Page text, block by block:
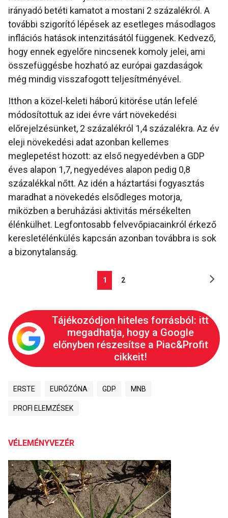
irányadó betéti kamatot a mostani 2 százalékról. A
további szigorító lépések az esetleges másodlagos
inflációs hatások intenzitásától függenek. Kedvező,
hogy ennek egyelőre nincsenek komoly jelei, ami
összefüggésbe hozható az európai gazdaságok
még mindig visszafogott teljesítményével.
Itthon a közel-keleti háború kitörése után lefelé
módosítottuk az idei évre várt növekedési
előrejelzésünket, 2 százalékról 1,4 százalékra. Az év
eleji növekedési adat azonban kellemes
meglepetést hozott: az első negyedévben a GDP
éves alapon 1,7, negyedéves alapon pedig 0,8
százalékkal nőtt. Az idén a háztartási fogyasztás
maradhat a növekedés elsődleges motorja,
miközben a beruházási aktivitás mérsékelten
élénkülhet. Legfontosabb felvevőpiacainkról érkező
keresletélénkülés kapcsán azonban továbbra is sok
a bizonytalanság.
1 2
Tájékozódjon hiteles forrásból: itt
megadhatja, hogy a Google
előnyben részesítse a Piac&Profit
cikkeit!
ERSTE EURÓZÓNA GDP MNB
PROFI ELEMZÉSEK
VÉLEMÉNYVEZÉR